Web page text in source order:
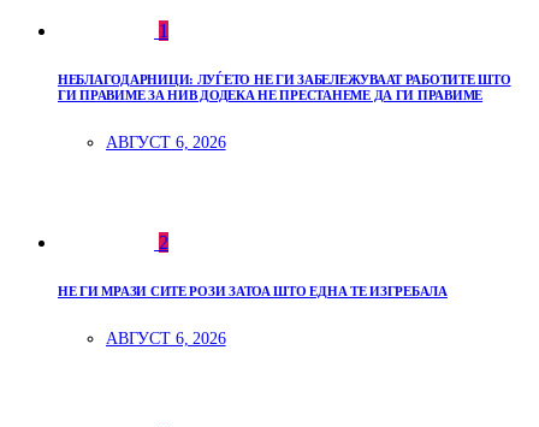
1
НЕБЛАГОДАРНИЦИ: ЛУЃЕТО НЕ ГИ ЗАБЕЛЕЖУВААТ РАБОТИТЕ ШТО
ГИ ПРАВИМЕ ЗА НИВ ДОДЕКА НЕ ПРЕСТАНЕМЕ ДА ГИ ПРАВИМЕ
АВГУСТ 6, 2026
2
НЕ ГИ МРАЗИ СИТЕ РОЗИ ЗАТОА ШТО ЕДНА ТЕ ИЗГРЕБАЛА
АВГУСТ 6, 2026